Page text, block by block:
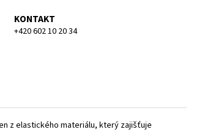
KONTAKT
+420 602 10 20 34
z elastického materiálu, který zajišťuje